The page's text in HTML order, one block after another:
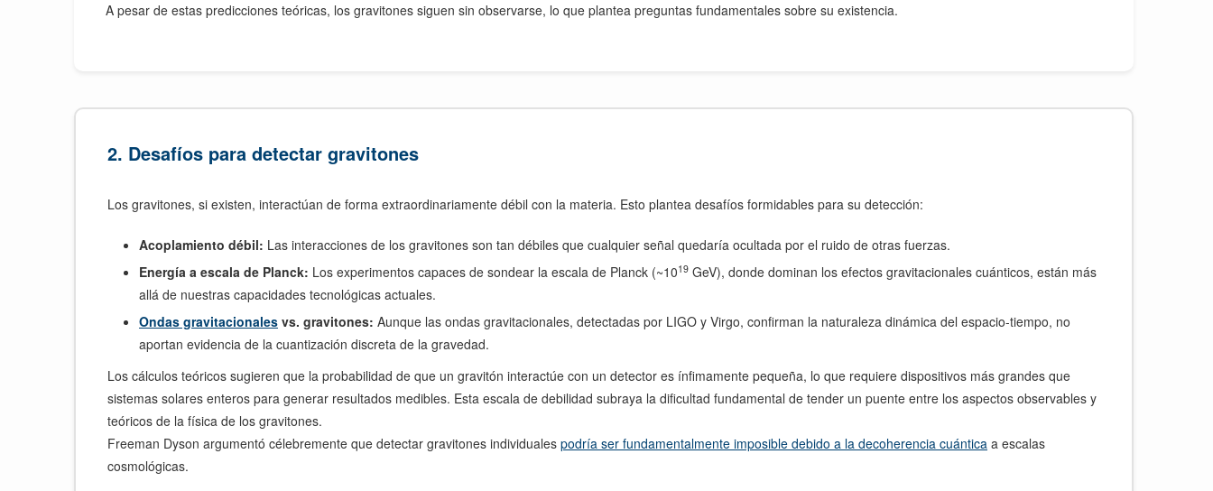
A pesar de estas predicciones teóricas, los gravitones siguen sin observarse, lo que plantea preguntas fundamentales sobre su existencia.
2. Desafíos para detectar gravitones
Los gravitones, si existen, interactúan de forma extraordinariamente débil con la materia. Esto plantea desafíos formidables para su detección:
Acoplamiento débil: Las interacciones de los gravitones son tan débiles que cualquier señal quedaría ocultada por el ruido de otras fuerzas.
Energía a escala de Planck: Los experimentos capaces de sondear la escala de Planck (~1019 GeV), donde dominan los efectos gravitacionales cuánticos, están más
allá de nuestras capacidades tecnológicas actuales.
Ondas gravitacionales vs. gravitones: Aunque las ondas gravitacionales, detectadas por LIGO y Virgo, confirman la naturaleza dinámica del espacio-tiempo, no
aportan evidencia de la cuantización discreta de la gravedad.
Los cálculos teóricos sugieren que la probabilidad de que un gravitón interactúe con un detector es ínfimamente pequeña, lo que requiere dispositivos más grandes que
sistemas solares enteros para generar resultados medibles. Esta escala de debilidad subraya la dificultad fundamental de tender un puente entre los aspectos observables y
teóricos de la física de los gravitones.
Freeman Dyson argumentó célebremente que detectar gravitones individuales podría ser fundamentalmente imposible debido a la decoherencia cuántica a escalas
cosmológicas.